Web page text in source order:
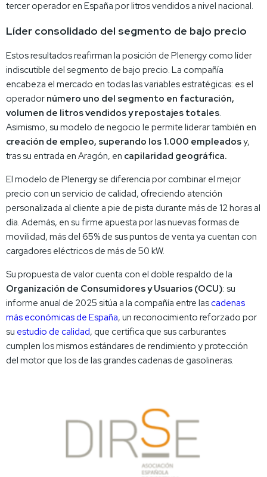
tercer operador en España por litros vendidos a nivel nacional.
Líder consolidado del segmento de bajo precio
Estos resultados reafirman la posición de Plenergy como líder
indiscutible del segmento de bajo precio. La compañía
encabeza el mercado en todas las variables estratégicas: es el
operador número uno del segmento en facturación,
volumen de litros vendidos y repostajes totales.
Asimismo, su modelo de negocio le permite liderar también en
creación de empleo, superando los 1.000 empleadosy,
tras su entrada en Aragón, en capilaridad geográfica.
El modelo de Plenergy se diferencia por combinar el mejor
precio con un servicio de calidad, ofreciendo atención
personalizada al cliente a pie de pista durante más de 12 horas al
día. Además, en su firme apuesta por las nuevas formas de
movilidad, más del 65% de sus puntos de venta ya cuentan con
cargadores eléctricos de más de 50 kW.
Su propuesta de valor cuenta con el doble respaldo de la
Organización de Consumidores y Usuarios (OCU): su
informe anual de 2025 sitúa a la compañía entre las cadenas
más económicas de España, un reconocimiento reforzado por
su estudio de calidad, que certifica que sus carburantes
cumplen los mismos estándares de rendimiento y protección
del motor que los de las grandes cadenas de gasolineras.